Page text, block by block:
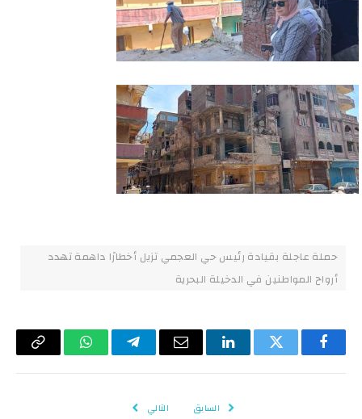
حملة عاجلة بقيادة رئيس حي العجمي تزيل أخطارًا داهمة تهدد
أرواح المواطنين في الدخيلة البحرية
فيسبوكتويتر لينكدإن البريد
تيلقرام واتسابCopy
السابق التالي